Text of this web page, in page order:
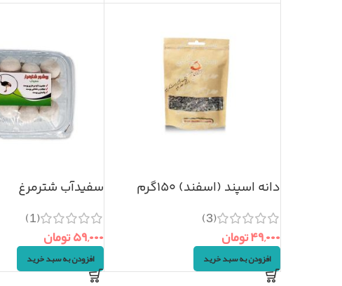
دانه اسپند (اسفند) ۱۵۰گرم
(3)
۴۹,۰۰۰تومان
افزودن به سبد خرید
سفیدآب شترمرغ
(1)
۵۹,۰۰۰تومان
افزودن به سبد خرید